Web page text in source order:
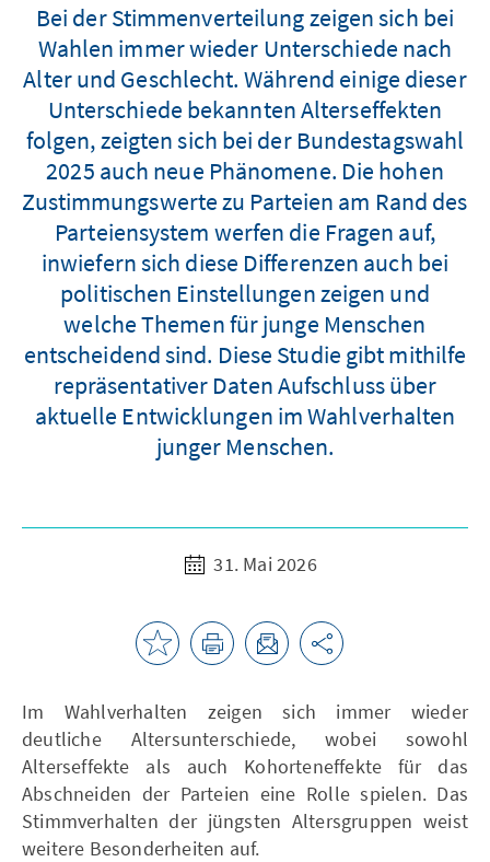
Bei der Stimmenverteilung zeigen sich bei
Wahlen immer wieder Unterschiede nach
Alter und Geschlecht. Während einige dieser
Unterschiede bekannten Alterseffekten
folgen, zeigten sich bei der Bundestagswahl
2025 auch neue Phänomene. Die hohen
Zustimmungswerte zu Parteien am Rand des
Parteiensystem werfen die Fragen auf,
inwiefern sich diese Differenzen auch bei
politischen Einstellungen zeigen und
welche Themen für junge Menschen
entscheidend sind. Diese Studie gibt mithilfe
repräsentativer Daten Aufschluss über
aktuelle Entwicklungen im Wahlverhalten
junger Menschen.
31. Mai 2026
Im Wahlverhalten zeigen sich immer wieder
deutliche Altersunterschiede, wobei sowohl
Alterseffekte als auch Kohorteneffekte für das
Abschneiden der Parteien eine Rolle spielen. Das
Stimmverhalten der jüngsten Altersgruppen weist
weitere Besonderheiten auf.